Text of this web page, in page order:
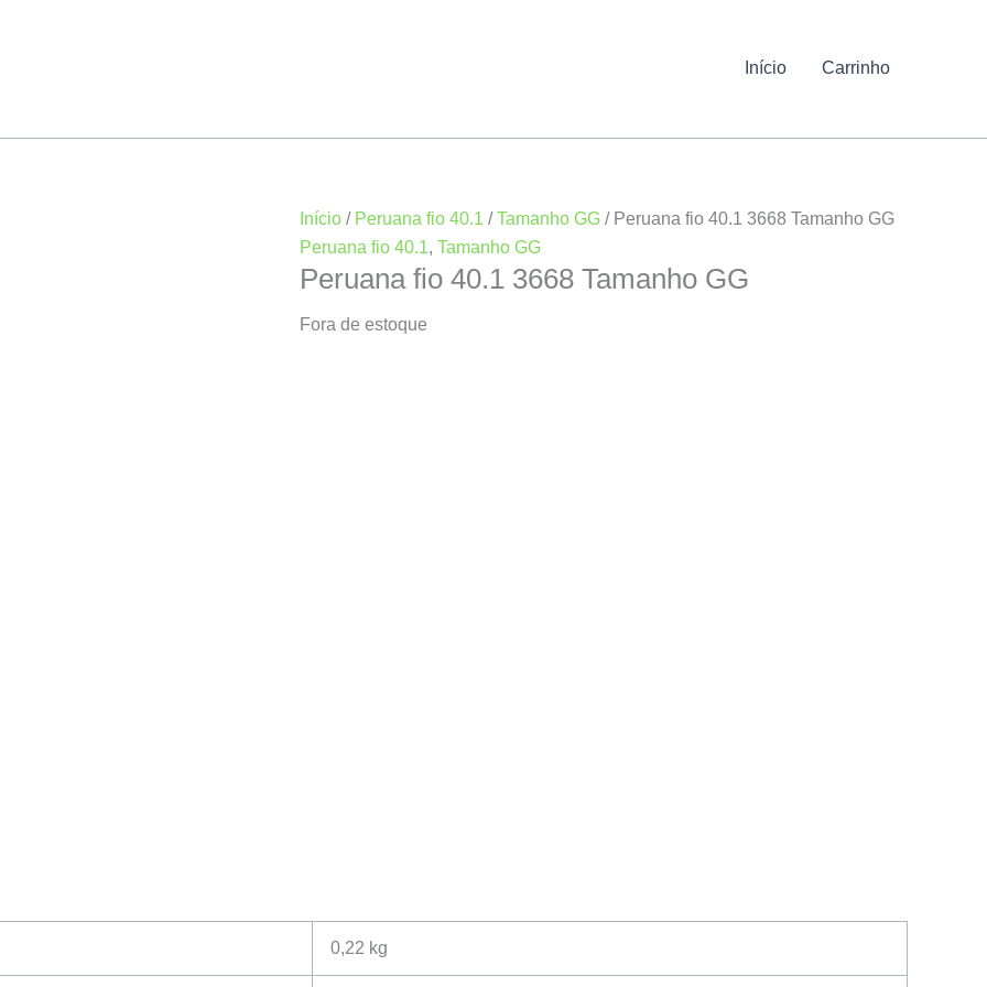
Início Carrinho
Início / Peruana fio 40.1 /Tamanho GG / Peruana fio 40.1 3668 Tamanho GG
Peruana fio 40.1, Tamanho GG
Peruana fio 40.1 3668 Tamanho GG
Fora de estoque
0,22 kg